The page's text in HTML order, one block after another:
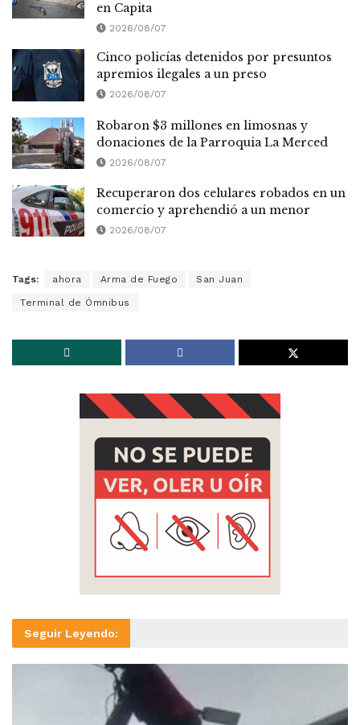
en Capita
2026/08/07
Cinco policías detenidos por presuntos
apremios ilegales a un preso
2026/08/07
Robaron $3 millones en limosnas y
donaciones de la Parroquia La Merced
2026/08/07
Recuperaron dos celulares robados en un
comercio y aprehendió a un menor
2026/08/07
Tags: ahora Arma de Fuego San Juan
Terminal de Ómnibus
Seguir Leyendo: